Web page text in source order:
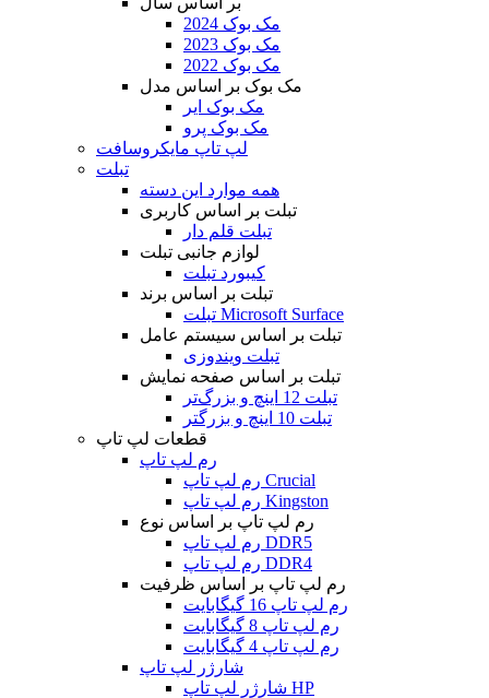
مک بوک 2024
مک بوک 2023
مک بوک 2022
مک بوک بر اساس مدل
مک بوک ایر
مک بوک پرو
لپ تاپ مایکروسافت
تبلت
همه موارد این دسته
تبلت بر اساس کاربری
تبلت قلم دار
لوازم جانبی تبلت
کیبورد تبلت
تبلت بر اساس برند
تبلت Microsoft Surface
تبلت بر اساس سیستم عامل
تبلت ویندوزی
تبلت بر اساس صفحه نمایش
تبلت 12 اینچ و بزرگ‌تر
تبلت 10 اینچ و بزرگتر
قطعات لپ تاپ
رم لپ تاپ
رم لپ تاپ Crucial
رم لپ تاپ Kingston
رم لپ تاپ بر اساس نوع
رم لپ تاپ DDR5
رم لپ تاپ DDR4
رم لپ تاپ بر اساس ظرفیت
رم لپ تاپ 16 گیگابایت
رم لپ تاپ 8 گیگابایت
رم لپ تاپ 4 گیگابایت
شارژر لپ تاپ
شارژر لپ تاپ HP